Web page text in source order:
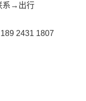
系→出行
2431 1807